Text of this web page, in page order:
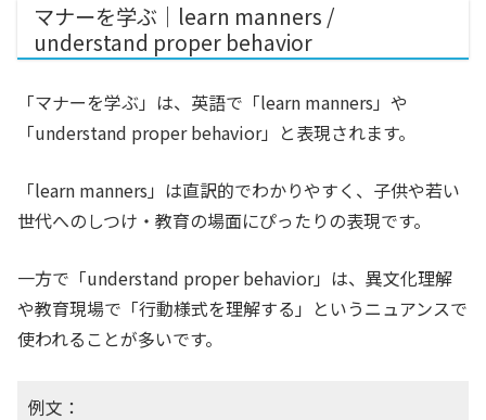
マナーを学ぶ｜learn manners /
understand proper behavior
「マナーを学ぶ」は、英語で「learn manners」や
「understand proper behavior」と表現されます。
「learn manners」は直訳的でわかりやすく、子供や若い
世代へのしつけ・教育の場面にぴったりの表現です。
一方で「understand proper behavior」は、異文化理解
や教育現場で「行動様式を理解する」というニュアンスで
使われることが多いです。
例文：